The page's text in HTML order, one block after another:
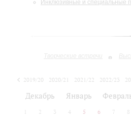
Инклюзивные и специальные
Творческие встречи
2019/20 2020/21 2021/22 2022/23
Декабрь Январь
2 3 4 5 6 7 8